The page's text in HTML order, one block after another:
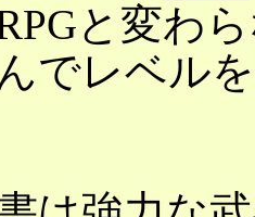
と変わ
でレベル